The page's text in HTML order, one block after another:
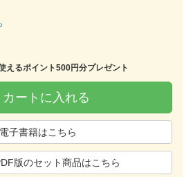
えるポイント500円分プレゼント
ートに入れる
電子書籍はこちら
版のセット商品はこちら